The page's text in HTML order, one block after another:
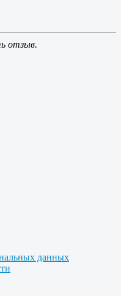
отзыв.
данных